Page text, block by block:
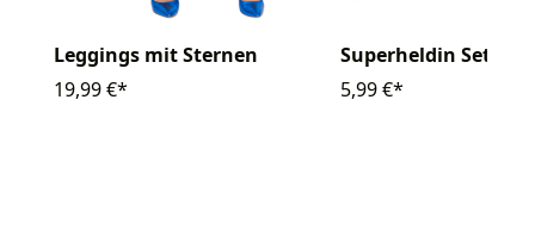
Leggings mit Sternen
19,99 €*
Superheldin Set 2-
5,99 €*